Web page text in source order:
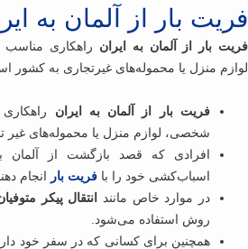
بار از آلمان به
بار از آلمان به ایران راهکاری مناسب
منزل یا محموله‌های غیرتجاری به کشور
فریت بار از آلمان به ایران راهکاری
شخصی، لوازم منزل یا محموله‌های غیر
افرادی که قصد بازگشت از آلمان به
اسباب‌کشی خود را با فریت بارانجام دهند.
در موارد خاص مانندانتقال پیکر متوفیان
روش استفاده می‌شود.
همچنین برای کسانی که در سفر خود دارای